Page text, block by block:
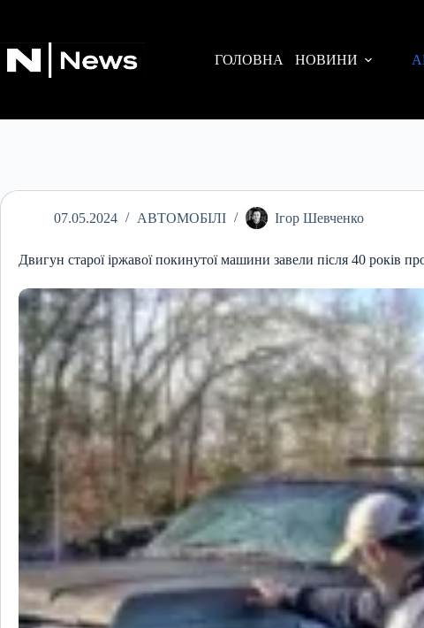
ГОЛОВНА
НОВИНИ
07.05.2024 АВТОМОБІЛІ Ігор Шевченко
Двигун старої іржавої покинутої машини завели після 40 років